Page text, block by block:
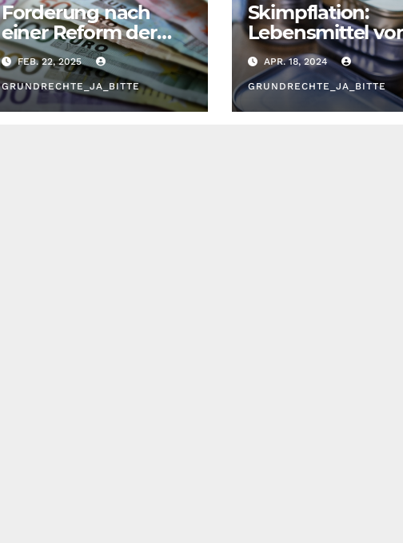
Forderung nach
einer Reform der
Grundsteuer:
Beweislast auf den
Staat verlagern
FEB. 22, 2025
GRUNDRECHTE_JA_BITTE
Skimpflation:
Lebensmittel
schlechterer
Qualität
APR. 18, 2024
GRUNDRECHTE_JA_BITTE